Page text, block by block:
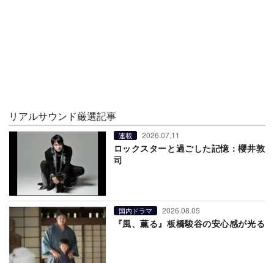
リアルサウンド厳選記事
連載 2026.07.11
ロックスターと過ごした記憶：櫻井敦
司
国内ドラマ 2026.08.05
『風、薫る』板橋駿谷の安心感が光る